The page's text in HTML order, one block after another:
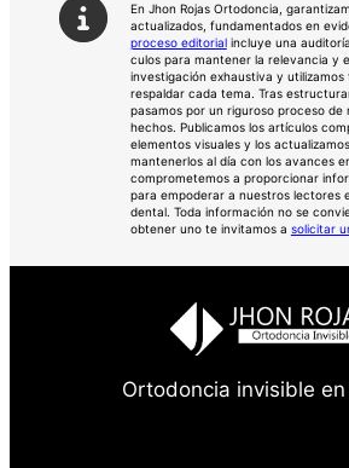
En Jhon Rojas Ortodoncia,
actualizados, fundamentados en
proceso editorialincluye una
culos para mantener la relevancia y
investigación exhaustiva y
respaldar cada tema. Tras
pasamos por un riguroso proceso
hechos. Publicamos los artículos
elementos visuales y los
mantenerlos al día con los avances
comprometemos a proporcionar
para empoderar a nuestros lectores
dental. Toda información no se
obtener uno te invitamos a solicitar
Ortodoncia invisible